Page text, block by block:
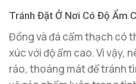
Tránh Đặt Ở Nơi Có Độ Ẩm
Đồng và đá cẩm thạch có
xúc với độ ẩm cao. Vì vậy,
ráo, thoáng mát để tránh